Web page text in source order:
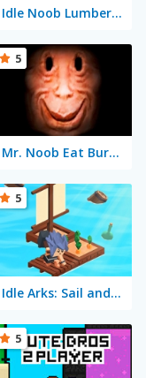
Idle Noob Lumberjack
Mr. Noob Eat Burger
5
Idle Arks: Sail and Build 2
5
5